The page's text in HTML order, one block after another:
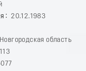
20.12.1983
Новгородская область